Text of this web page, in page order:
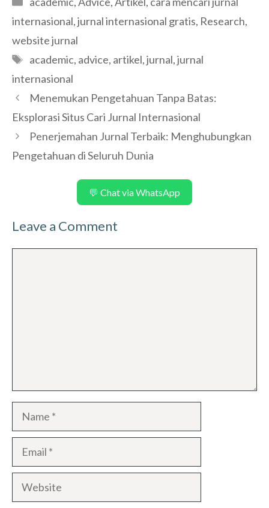
internasional,jurnal internasional gratis, Research,
website jurnal
Tags
academic, advice, artikel,jurnal,jurnal
internasional
Menemukan Pengetahuan Tanpa Batas:
Eksplorasi Situs Cari Jurnal Internasional
Penerjemahan Jurnal Terbaik: Menghubungkan
Pengetahuan di Seluruh Dunia
💬 Chat via WhatsApp
Leave a Comment
Name
Email
Website